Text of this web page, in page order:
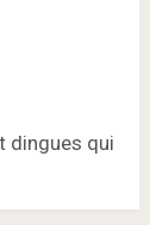
dingues qui